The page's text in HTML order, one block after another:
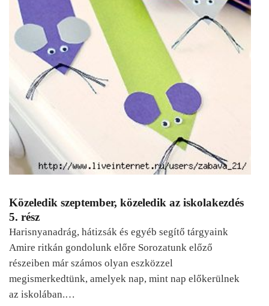
Közeledik szeptember, közeledik az iskolakezdés
5. rész
Harisnyanadrág, hátizsák és egyéb segítő tárgyaink
Amire ritkán gondolunk előre Sorozatunk előző
részeiben már számos olyan eszközzel
megismerkedtünk, amelyek nap, mint nap előkerülnek
az iskolában.…